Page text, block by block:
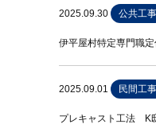
2025.09.30 公共工事
伊平屋村特定専門職
2025.09.01 民間工事
プレキャスト工法